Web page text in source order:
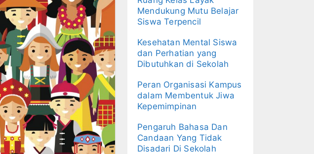
Mendukung Mutu Belajar
Siswa Terpencil
Kesehatan Mental Siswa
dan Perhatian yang
Dibutuhkan di Sekolah
Peran Organisasi Kampus
dalam Membentuk Jiwa
Kepemimpinan
Pengaruh Bahasa Dan
Candaan Yang Tidak
Disadari Di Sekolah